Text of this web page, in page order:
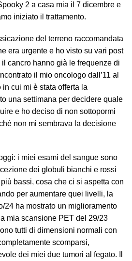
2 a casa mia il 7 dicembre e
iniziato il trattamento.
del terreno raccomandata
era urgente e ho visto su vari post
cancro hanno già le frequenze di
il mio oncologo dall’11 al
cui mi è stata offerta la
una settimana per decidere quale
e ho deciso di non sottopormi
non mi sembrava la decisione
i miei esami del sangue sono
dei globuli bianchi e rossi
bassi, cosa che ci si aspetta con
per aumentare quei livelli, la
24 ha mostrato un miglioramento
mia scansione PET del 29/23
tutti di dimensioni normali con
scomparsi,
dei miei due tumori al fegato. Il